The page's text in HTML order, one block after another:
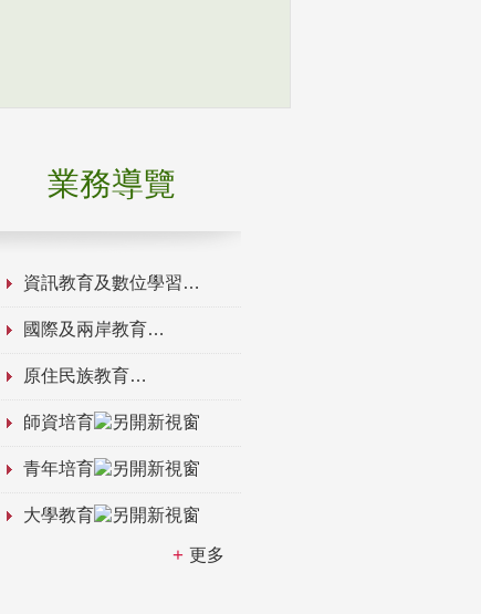
業務導覽
資訊教育及數位學習
國際及兩岸教育
原住民族教育
師資培育
青年培育
大學教育
更多